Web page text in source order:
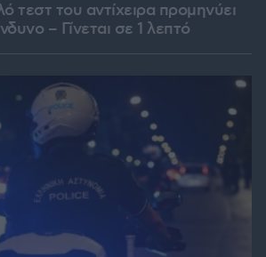
τεστ του αντίχειρα προμηνύει
– Γίνεται σε 1 λεπτό